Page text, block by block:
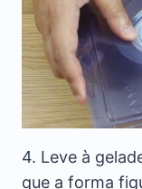
4. Leve à
que a forma